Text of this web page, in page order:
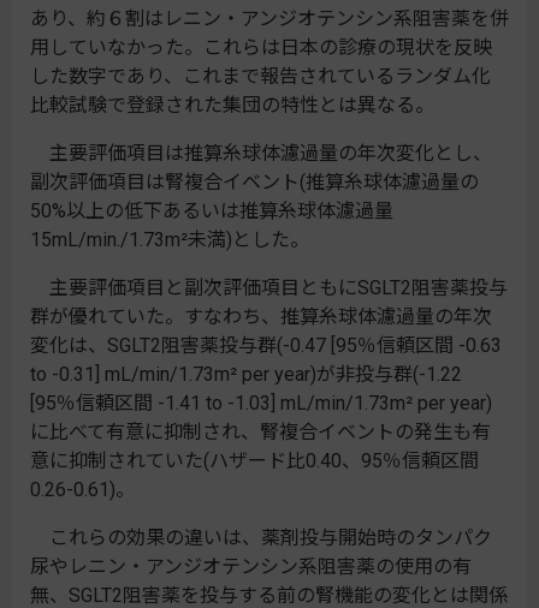
あり、約６割はレニン・アンジオテンシン系阻害薬を併
用していなかった。これらは日本の診療の現状を反映
した数字であり、これまで報告されているランダム化
比較試験で登録された集団の特性とは異なる。
主要評価項目は推算糸球体濾過量の年次変化とし、
副次評価項目は腎複合イベント(推算糸球体濾過量の
50%以上の低下あるいは推算糸球体濾過量
15mL/min./1.73m²未満)とした。
主要評価項目と副次評価項目ともにSGLT2阻害薬投与
群が優れていた。すなわち、推算糸球体濾過量の年次
変化は、SGLT2阻害薬投与群(-0.47 [95％信頼区間 -0.63
to -0.31] mL/min/1.73m² per year)が非投与群(-1.22
[95％信頼区間 -1.41 to -1.03] mL/min/1.73m² per year)
に比べて有意に抑制され、腎複合イベントの発生も有
意に抑制されていた(ハザード比0.40、95％信頼区間
0.26-0.61)。
これらの効果の違いは、薬剤投与開始時のタンパク
尿やレニン・アンジオテンシン系阻害薬の使用の有
無、SGLT2阻害薬を投与する前の腎機能の変化とは関係